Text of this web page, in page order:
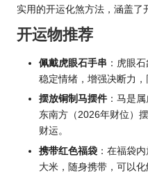
实用的开运化煞方法，涵盖了
开运物推荐
佩戴虎眼石手串 ：虎眼
稳定情绪，增强决断力，
摆放铜制马摆件 ：马是
东南方（2026年财位）
财运。
携带红色福袋 ：在福袋
大米，随身携带，可以化